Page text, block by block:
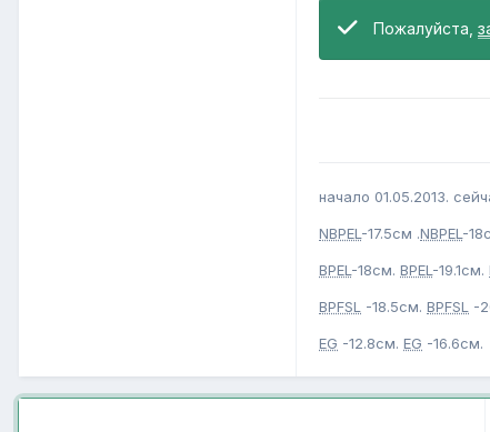
Пожалуйста,
начало 01.05.2013.
NBPEL -17.5см .NBPEL -
BPEL -18см. BPEL -19.1см.
BPFSL -18.5см. BPFSL -
EG -12.8см. EG -16.6см.